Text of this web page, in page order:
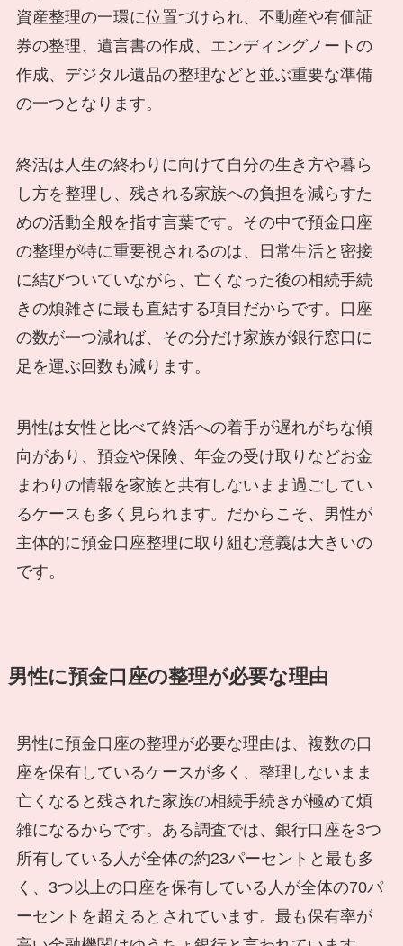
資産整理の一環に位置づけられ、不動産や有価証
券の整理、遺言書の作成、エンディングノートの
作成、デジタル遺品の整理などと並ぶ重要な準備
の一つとなります。
終活は人生の終わりに向けて自分の生き方や暮ら
し方を整理し、残される家族への負担を減らすた
めの活動全般を指す言葉です。その中で預金口座
の整理が特に重要視されるのは、日常生活と密接
に結びついていながら、亡くなった後の相続手続
きの煩雑さに最も直結する項目だからです。口座
の数が一つ減れば、その分だけ家族が銀行窓口に
足を運ぶ回数も減ります。
男性は女性と比べて終活への着手が遅れがちな傾
向があり、預金や保険、年金の受け取りなどお金
まわりの情報を家族と共有しないまま過ごしてい
るケースも多く見られます。だからこそ、男性が
主体的に預金口座整理に取り組む意義は大きいの
です。
男性に預金口座の整理が必要な理由
男性に預金口座の整理が必要な理由は、複数の口
座を保有しているケースが多く、整理しないまま
亡くなると残された家族の相続手続きが極めて煩
雑になるからです。ある調査では、銀行口座を3つ
所有している人が全体の約23パーセントと最も多
く、3つ以上の口座を保有している人が全体の70パ
ーセントを超えるとされています。最も保有率が